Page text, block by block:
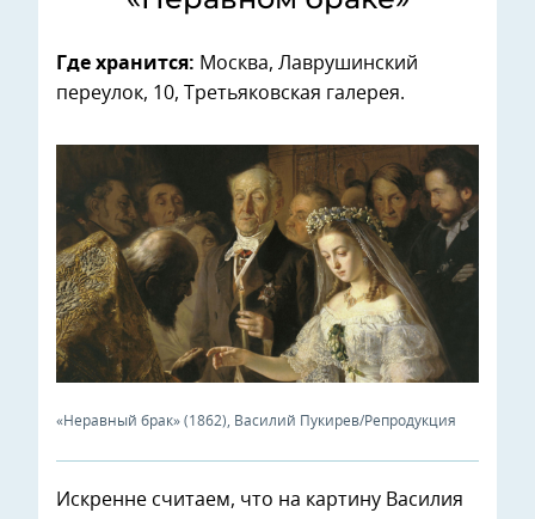
Где хранится: Москва, Лаврушинский
переулок, 10, Третьяковская галерея.
«Неравный брак» (1862), Василий Пукирев/Репродукция
Искренне считаем, что на картину Василия